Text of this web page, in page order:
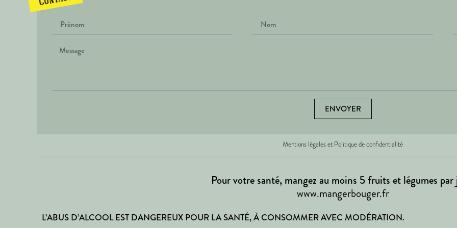
ENVOYER
Mentions légales et Politique de confidentialité
Pour votre santé, mangez au moins 5 fruits et légumes par
www.mangerbouger.fr
L’ABUS D’ALCOOL EST DANGEREUX POUR LA SANTÉ, À CONSOMMER AVEC MODÉRATION.